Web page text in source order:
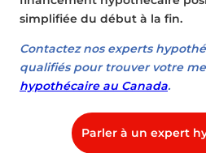
simplifiée du début à la fin.
Contactez nos experts
qualifiés pour trouver votre
hypothécaire au Canada.
Parler à un expert